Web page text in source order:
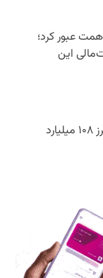
درآمد تیرماه مخابرات از ۳ همت عبور کرد؛
این
درآمد افرانت در تیرماه از مرز ۱۰۸ میلیارد